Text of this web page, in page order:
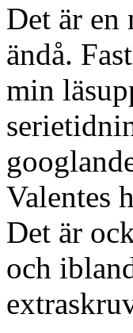
Det är en
ändå.
min
Valentes
Det är
och